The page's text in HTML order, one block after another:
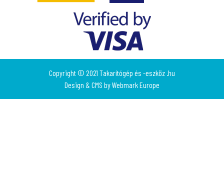
Copyright © 2021 Takarítógép és -eszköz .hu
Design & CMS byWebmark Europe